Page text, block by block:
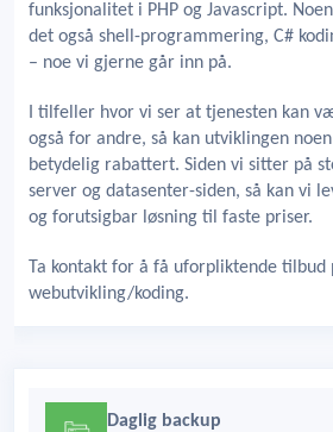
funksjonalitet i PHP og Javascript.
det også shell-programmering, C#
– noe vi gjerne går inn på.
I tilfeller hvor vi ser at tjenesten kan
også for andre, så kan utviklingen
betydelig rabattert. Siden vi sitter på
server og datasenter-siden, så kan vi
og forutsigbar løsning til faste priser.
Ta kontakt for å få uforpliktende tilbud
webutvikling/koding.
Daglig backup